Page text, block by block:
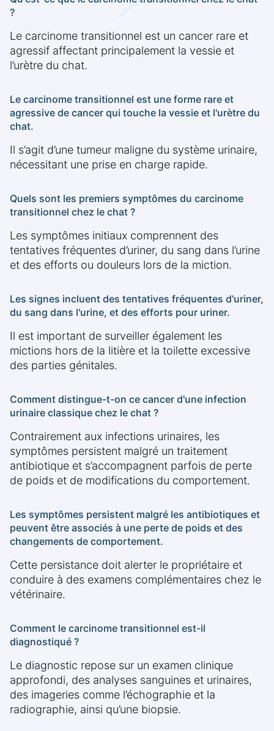
?
Le carcinome transitionnel est un cancer rare et
agressif affectant principalement la vessie et
l’urètre du chat.
Le carcinome transitionnel est une forme rare et
agressive de cancer qui touche la vessie et l'urètre du
chat.
Il s’agit d’une tumeur maligne du système urinaire,
nécessitant une prise en charge rapide.
Quels sont les premiers symptômes du carcinome
transitionnel chez le chat ?
Les symptômes initiaux comprennent des
tentatives fréquentes d’uriner, du sang dans l’urine
et des efforts ou douleurs lors de la miction.
Les signes incluent des tentatives fréquentes d'uriner,
du sang dans l'urine, et des efforts pour uriner.
Il est important de surveiller également les
mictions hors de la litière et la toilette excessive
des parties génitales.
Comment distingue-t-on ce cancer d'une infection
urinaire classique chez le chat ?
Contrairement aux infections urinaires, les
symptômes persistent malgré un traitement
antibiotique et s’accompagnent parfois de perte
de poids et de modifications du comportement.
Les symptômes persistent malgré les antibiotiques et
peuvent être associés à une perte de poids et des
changements de comportement.
Cette persistance doit alerter le propriétaire et
conduire à des examens complémentaires chez le
vétérinaire.
Comment le carcinome transitionnel est-il
diagnostiqué ?
Le diagnostic repose sur un examen clinique
approfondi, des analyses sanguines et urinaires,
des imageries comme l’échographie et la
radiographie, ainsi qu’une biopsie.